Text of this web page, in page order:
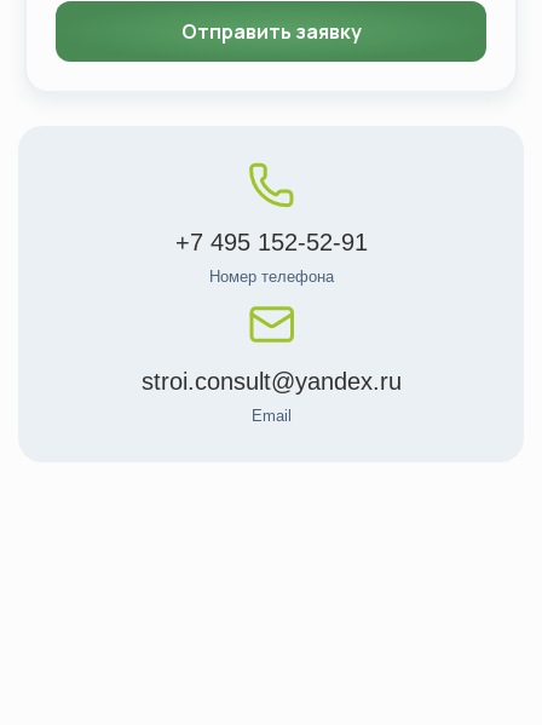
+7 495 152-52-91
Номер телефона
stroi.consult@yandex.ru
Email